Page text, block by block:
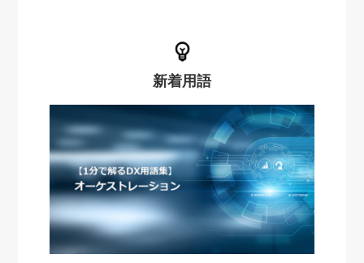
新着用語